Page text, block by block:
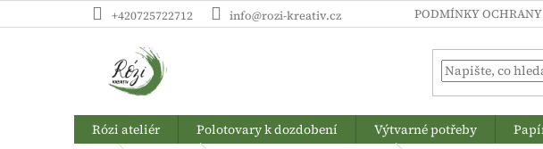
na
+420725722712 info@rozi-kreativ.cz PODMÍNKY
Rózi ateliér Polotovary k dozdobení Výtvarné potřeby